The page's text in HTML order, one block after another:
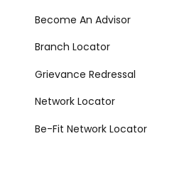
Become An Advisor
Branch Locator
Grievance Redressal
Network Locator
Be-Fit Network Locator